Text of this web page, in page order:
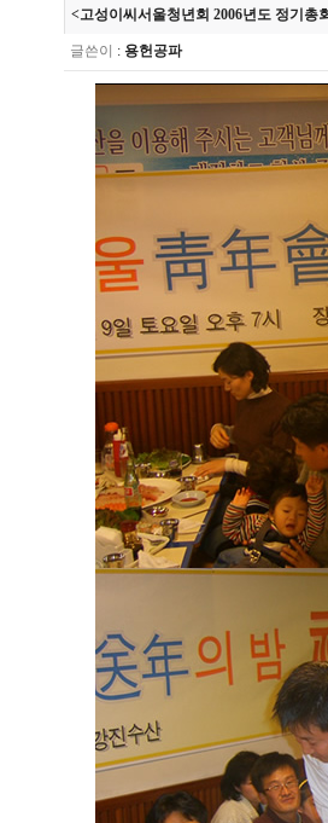
<고성이씨서울청년회 2006년도 정기총
글쓴이 :용헌공파